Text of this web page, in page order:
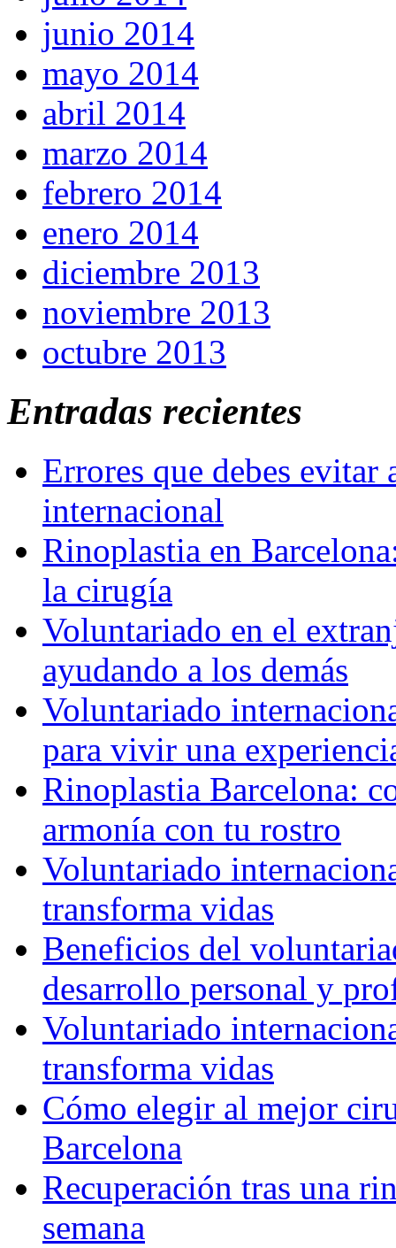
junio 2014
mayo 2014
abril 2014
marzo 2014
febrero 2014
enero 2014
diciembre 2013
noviembre 2013
octubre 2013
Entradas recientes
Errores que debes
internacional
Rinoplastia en
la cirugía
Voluntariado en el
ayudando a los demás
Voluntariado
para vivir una
Rinoplastia Barcelona:
armonía con tu rostro
Voluntariado
transforma vidas
Beneficios del
desarrollo personal y
Voluntariado
transforma vidas
Cómo elegir al mejor
Barcelona
Recuperación tras una
semana